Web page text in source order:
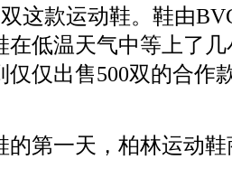
这款运动鞋。鞋由
在低温天气中等上了
仅仅出售500双的合作
第一天，柏林运动鞋